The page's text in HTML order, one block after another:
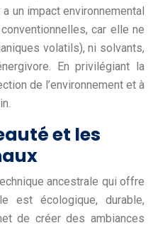
un impact environnemental
car elle ne
volatils), ni solvants,
En privilégiant la
de l’environnement et à
et les
ancestrale qui offre
est écologique, durable,
de créer des ambiances